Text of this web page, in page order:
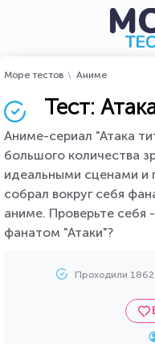
Море тестов Аниме
Тест:
Аниме-сериал "Атака
большого количества
идеальными сценами и
собрал вокруг себя
аниме. Проверьте себя
фанатом "Атаки"?
Проходили